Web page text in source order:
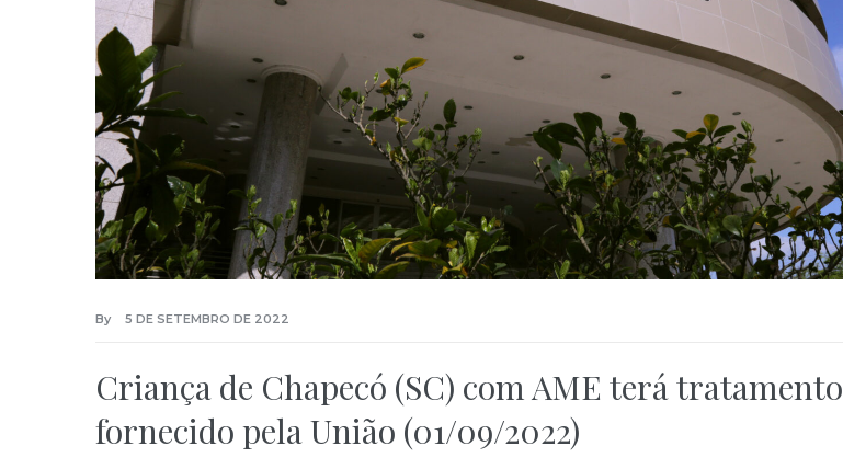
By 5 DE SETEMBRO DE 2022
Criança de Chapecó (SC) com AME terá tratamento
fornecido pela União (01/09/2022)